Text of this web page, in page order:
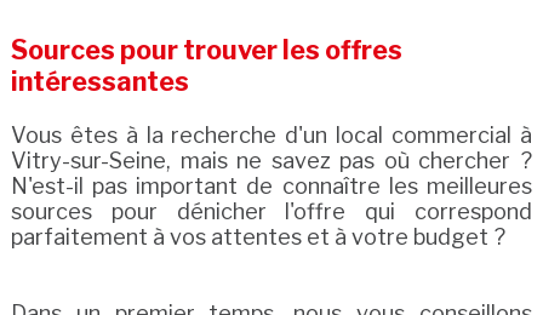
Sources pour trouver les offres
intéressantes
Vous êtes à la recherche d'un local commercial à
Vitry-sur-Seine, mais ne savez pas où chercher ?
N'est-il pas important de connaître les meilleures
sources pour dénicher l'offre qui correspond
parfaitement à vos attentes et à votre budget ?